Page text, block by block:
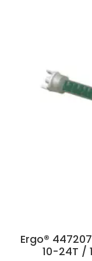
Ergo®
10-24T /